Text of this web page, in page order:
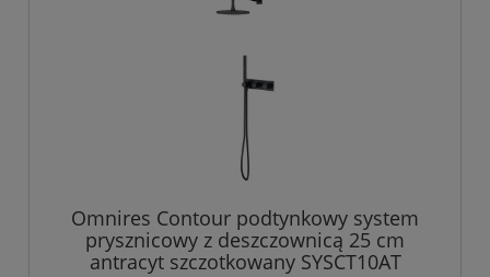
Omnires Contour podtynkowy system
prysznicowy z deszczownicą 25 cm
antracyt szczotkowany SYSCT10AT